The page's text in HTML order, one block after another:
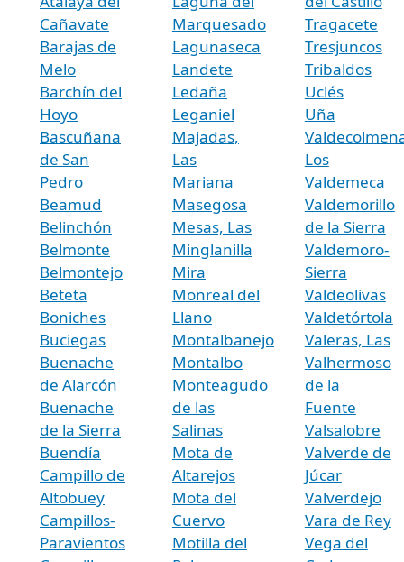
Cañavate
Barajas de
Melo
Barchín del
Hoyo
Bascuñana
de San
Pedro
Beamud
Belinchón
Belmonte
Belmontejo
Beteta
Boniches
Buciegas
Buenache
de Alarcón
Buenache
de la Sierra
Buendía
Campillo de
Altobuey
Campillos-
Paravientos
Marquesado
Lagunaseca
Landete
Ledaña
Leganiel
Majadas,
Las
Mariana
Masegosa
Mesas, Las
Minglanilla
Mira
Monreal del
Llano
Montalbanejo
Montalbo
Monteagudo
de las
Salinas
Mota de
Altarejos
Mota del
Cuervo
Motilla del
Tragacete
Tresjuncos
Tribaldos
Uclés
Uña
Los
Valdemeca
Valdemorillo
de la Sierra
Valdemoro-
Sierra
Valdeolivas
Valdetórtola
Valeras, Las
Valhermoso
de la
Fuente
Valsalobre
Valverde de
Júcar
Valverdejo
Vara de Rey
Vega del